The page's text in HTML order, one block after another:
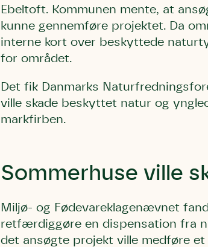
Ebeltoft. Kommunen mente, at
kunne gennemføre projektet. Da
interne kort over beskyttede
for området.
Det fik Danmarks
ville skade beskyttet natur og
markfirben.
Sommerhuse ville
Miljø- og Fødevareklagenævnet
retfærdiggøre en dispensation fra
det ansøgte projekt ville medføre
Hjørring
Linie 2
Endelig er kvashegnet også
et godt hjem for jordhumle,
der nok er den mest kendte
af de danske humlebiarter.
brumbasse som mange
kalder den.
Andet punkt
have.